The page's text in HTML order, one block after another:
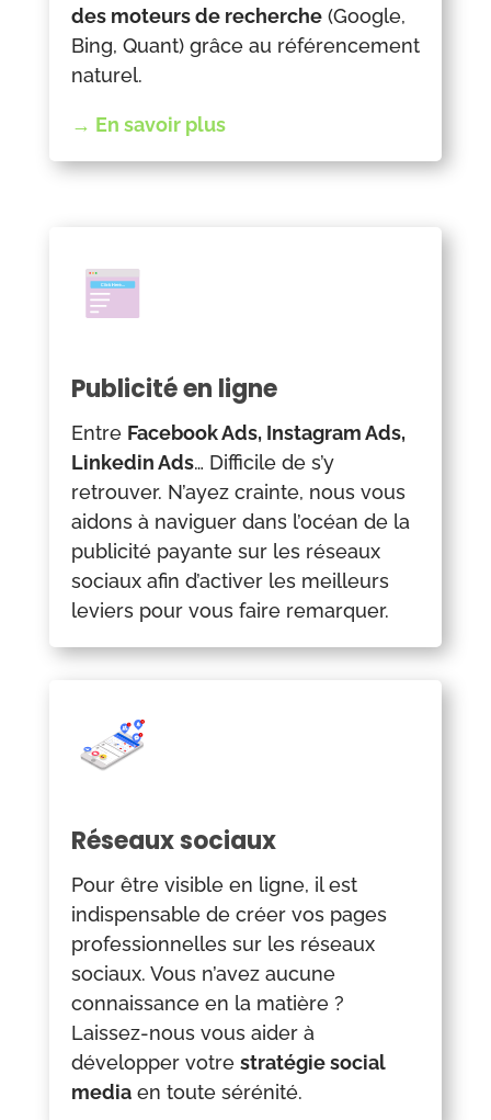
des moteurs de recherche(Google,
Bing, Quant) grâce au référencement
naturel.
→ En savoir plus
Publicité en ligne
Entre Facebook Ads, Instagram Ads,
Linkedin Ads… Difficile de s’y
retrouver. N’ayez crainte, nous vous
aidons à naviguer dans l’océan de la
publicité payante sur les réseaux
sociaux afin d’activer les meilleurs
leviers pour vous faire remarquer.
Réseaux sociaux
Pour être visible en ligne, il est
indispensable de créer vos pages
professionnelles sur les réseaux
sociaux. Vous n’avez aucune
connaissance en la matière ?
Laissez-nous vous aider à
développer votre stratégie social
mediaen toute sérénité.